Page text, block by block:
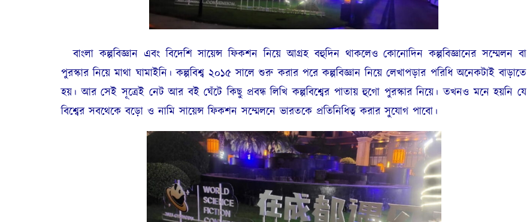
বাংলা কল্পবিজ্ঞান এবং বিদেশি সায়েন্স ফিকশন নিয়ে আগ্রহ বহুদিন থাকলেও কোনোদিন কল্পবিজ্ঞানের সম্মেলন বা
পুরস্কার নিয়ে মাথা ঘামাইনি। কল্পবিশ্ব ২০১৫ সালে শুরু করার পরে কল্পবিজ্ঞান নিয়ে লেখাপড়ার পরিধি অনেকটাই বাড়াতে
হয়। আর সেই সূত্রেই নেট আর বই ঘেঁটে কিছু প্রবন্ধ লিখি কল্পবিশ্বের পাতায় হুগো পুরস্কার নিয়ে। তখনও মনে হয়নি যে
বিশ্বের সবথেকে বড়ো ও নামি সায়েন্স ফিকশন সম্মেলনে ভারতকে প্রতিনিধিত্ব করার সুযোগ পাবো।